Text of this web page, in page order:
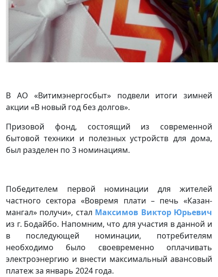
В АО «Витимэнергосбыт» подвели итоги зимней
акции «В новый год без долгов».
Призовой фонд, состоящий из современной
бытовой техники и полезных устройств для дома,
был разделен по 3 номинациям.
Победителем первой номинации для жителей
частного сектора «Вовремя плати – печь «Казан-
мангал» получи», стал Максимов Виктор Юрьевич
из г. Бодайбо. Напомним, что для участия в данной и
в последующей номинации, потребителям
необходимо было своевременно оплачивать
электроэнергию и внести максимальный авансовый
платеж за январь 2024 года.